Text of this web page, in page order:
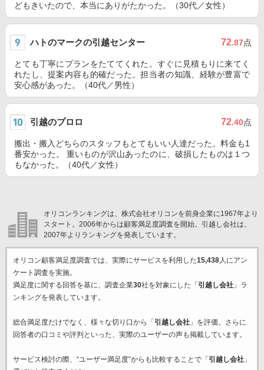
どもきいたので、本当にありがたかった。（30代／女性）
ハトのマークの引越センター 72.87点
とても丁寧にプランをたててくれた。すぐに見積もりに来てく
れたし、提案内容も的確だった。担当者の知識、経験が豊富で
安心感があった。（40代／男性）
引越のプロロ 72.40点
搬出・搬入どちらのスタッフもとてもいい人達だった。料金も1
番安かった。 重いものが沢山あったのに、破損したものは１つ
もなかった。（40代／女性）
オリコンランキングは、株式会社オリコンを前身企業に1967年より
スタート。2006年からは顧客満足度調査を開始。引越し会社は、
2007年よりランキングを発表しています。
オリコン顧客満足度調査では、実際にサービスを利用した15,438人にアン
ケート調査を実施。
満足度に関する回答を基に、調査企業30社を対象にした「 引越し会社」ラ
ンキングを発表しています。
総合満足度だけでなく、様々な切り口から「 引越し会社」を評価。さらに
回答者の口コミや評判といった、実際のユーザーの声も掲載しています。
サービス検討の際、“ユーザー満足度”からも比較することで「 引越し会社」